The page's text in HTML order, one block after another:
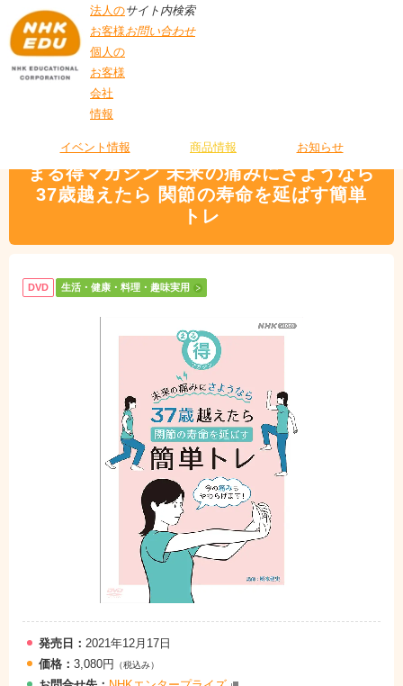
法人の
お客様
個人の
お客様
会社
情報
サイト内検索
お問い合わせ
イベント情報 商品情報 お知らせ
ようなら 37歳越えたら 関節の寿命を延ばす簡単トレ
まる得マガジン 未来の痛みにさようなら
37歳越えたら 関節の寿命を延ばす簡単
トレ
DVD 生活・健康・料理・趣味実用
発売日： 2021年12月17日
価格： 3,080円 （税込み）